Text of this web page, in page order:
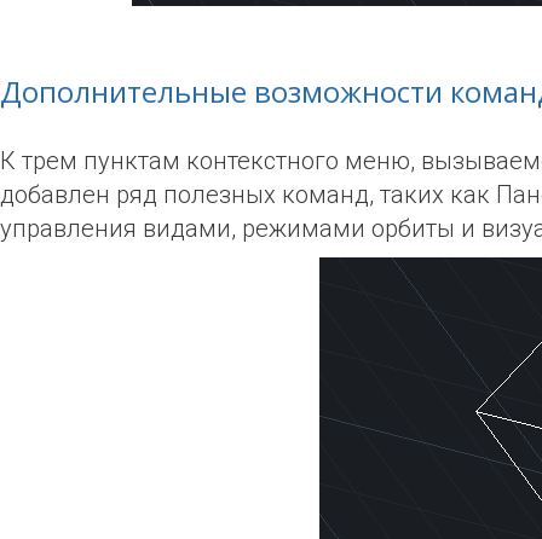
Дополнительные возможности
К трем пунктам контекстного меню,
добавлен ряд полезных команд, таких как
управления видами, режимами орбиты и